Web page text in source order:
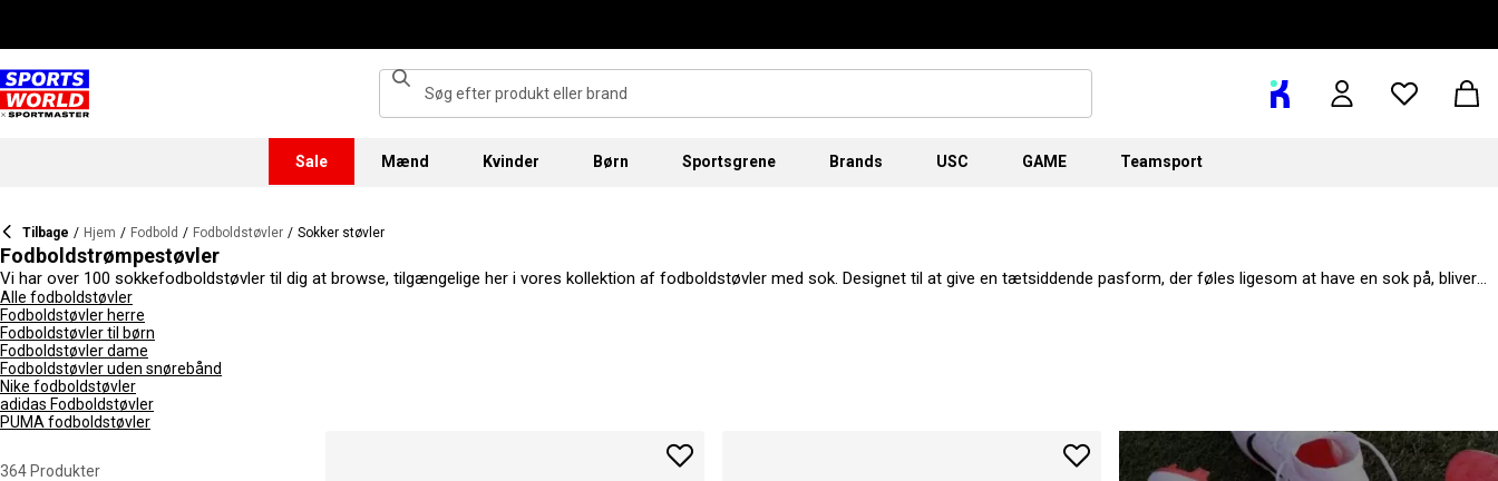
Sale Mænd Kvinder Børn Sportsgrene Brands USC GAME Teamsport
Tilbage / Hjem / Fodbold / Fodboldstøvler / Sokker støvler
Fodboldstrømpestøvler
Vi har over 100 sokkefodboldstøvler til dig at browse, tilgængelige her i vores kollektion af fodboldstøvler med sok. Designet til at give en tætsiddende pasform, der føles ligesom at have en sok på, bliver
fodboldsokkestøvler mere og mere populære blandt både professionelle og amatører. Leveret til dig af en række top fodboldstøvlemærker som
vores udvalg af sokkefodboldstøvler noget for alle, med mange forskellige looks og størrelser til både voksne og børn.
Alle fodboldstøvler
Fodboldstøvler herre
Fodboldstøvler til børn
Fodboldstøvler dame
Fodboldstøvler uden snørebånd
Nike fodboldstøvler
adidas Fodboldstøvler
PUMA fodboldstøvler
364 Produkter